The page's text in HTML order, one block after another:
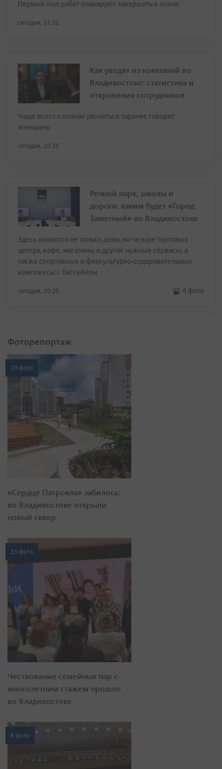
Первый этап работ планируют завершить к осени
сегодня, 21:32
Как уходят из компаний во
Владивостоке: статистика и
откровения сотрудников
Чаще всего о планах уволиться заранее говорят
женщины
сегодня, 20:32
Речной парк, школы и
дороги: каким будет «Город
Заметный» во Владивостоке
Здесь появятся не только дома, но четыре торговых
центра, кафе, магазины и другие нужные сервисы, а
также спортивные и физкультурно-оздоровительные
комплексы с бассейном
сегодня, 20:20 4 фото
Фоторепортаж
20 фото
«Сердце Патрокла» забилось:
во Владивостоке открыли
новый сквер
23 фото
Чествование семейных пар с
многолетним стажем прошло
во Владивостоке
8 фото